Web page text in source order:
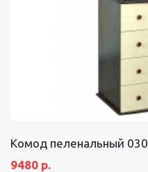
Комод пеленальный 030
9480 р.